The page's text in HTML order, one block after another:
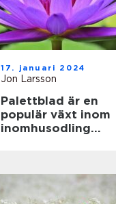
17. januari 2024
Jon Larsson
Palettblad är en
populär växt inom
inomhusodling
sina vackra färger
och mönster